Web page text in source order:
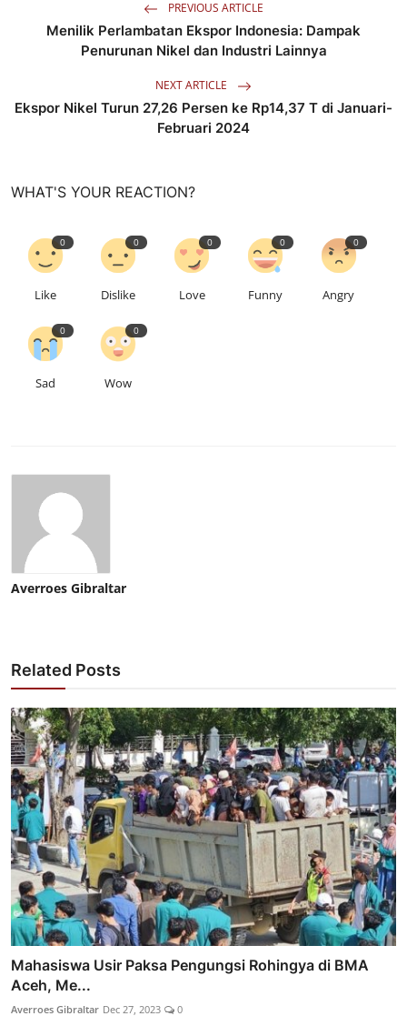
PREVIOUS ARTICLE
Menilik Perlambatan Ekspor Indonesia: Dampak
Penurunan Nikel dan Industri Lainnya
NEXT ARTICLE
Ekspor Nikel Turun 27,26 Persen ke Rp14,37 T di Januari-
Februari 2024
WHAT'S YOUR REACTION?
0
Like
0
Dislike
0
Love
0
Funny
0
Angry
0
Sad
0
Wow
Averroes Gibraltar
Related Posts
Mahasiswa Usir Paksa Pengungsi Rohingya di BMA
Aceh, Me...
Averroes Gibraltar Dec 27, 2023 0